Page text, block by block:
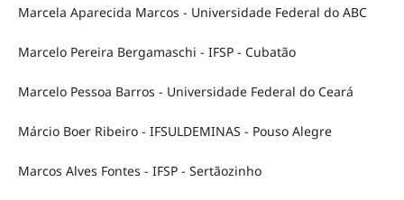
Marcela Aparecida Marcos - Universidade Federal do ABC
Marcelo Pereira Bergamaschi - IFSP - Cubatão
Marcelo Pessoa Barros - Universidade Federal do Ceará
Márcio Boer Ribeiro - IFSULDEMINAS - Pouso Alegre
Marcos Alves Fontes - IFSP - Sertãozinho